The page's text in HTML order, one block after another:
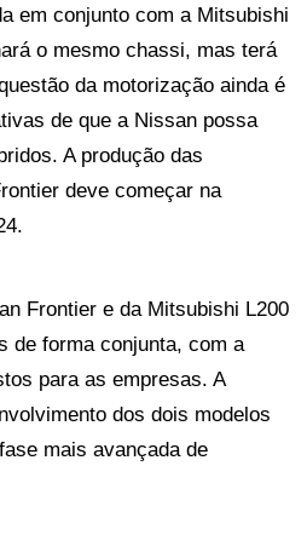
em conjunto com a Mitsubishi
o mesmo chassi, mas terá
da motorização ainda é
de que a Nissan possa
A produção das
deve começar na
Frontier e da Mitsubishi L200
de forma conjunta, com a
para as empresas. A
dos dois modelos
mais avançada de